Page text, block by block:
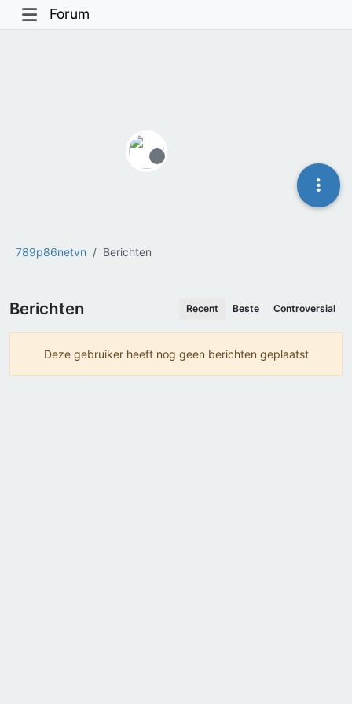
Forum
789p86netvn Berichten
Offline
Berichten Recent Beste Controversial
Deze gebruiker heeft nog geen berichten geplaatst